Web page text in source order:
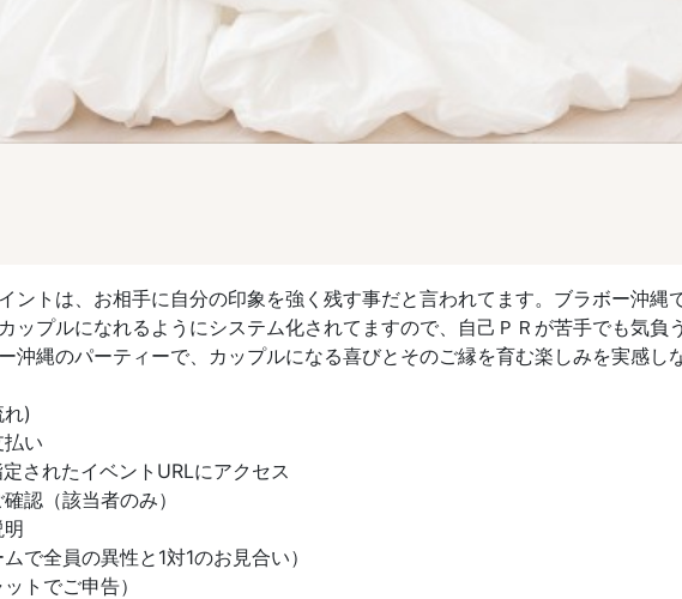
ントは、お相手に自分の印象を強く残す事だと言われてます。ブラボー沖
ップルになれるようにシステム化されてますので、自己ＰＲが苦手でも気
沖縄のパーティーで、カップルになる喜びとそのご縁を育む楽しみを実感し
)
い
されたイベントURLにアクセス
認（該当者のみ）
全員の異性と1対1のお見合い）
トでご申告）